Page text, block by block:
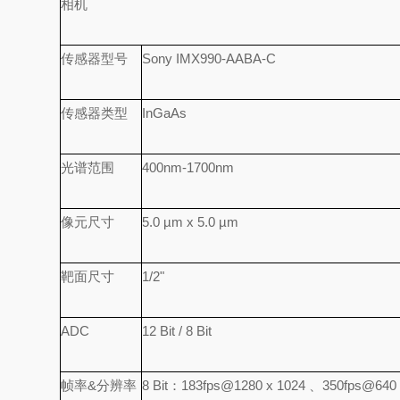
相机
传感器型号 Sony IMX990-AABA-C
传感器类型 InGaAs
光谱范围 400nm-1700nm
像元尺寸 5.0 µm x 5.0 µm
靶面尺寸 1/2"
ADC 12 Bit / 8 Bit
帧率&分辨率 8 Bit：183fps@1280 x 1024 、350fps@640